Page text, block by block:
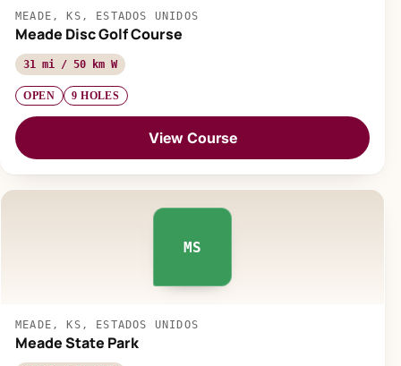
MEADE, KS, ESTADOS UNIDOS
Meade Disc Golf Course
31 mi / 50 km W
OPEN 9 HOLES
View Course
MS
MEADE, KS, ESTADOS UNIDOS
Meade State Park